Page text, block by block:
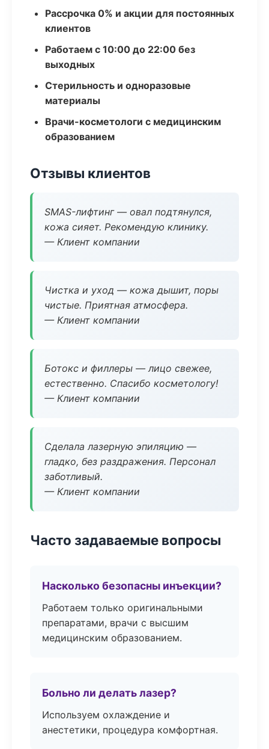
Рассрочка 0% и акции для постоянных
клиентов
Работаем с 10:00 до 22:00 без
выходных
Стерильность и одноразовые
материалы
Врачи-косметологи с медицинским
образованием
Отзывы клиентов
SMAS-лифтинг — овал подтянулся,
кожа сияет. Рекомендую клинику.
— Клиент компании
Чистка и уход — кожа дышит, поры
чистые. Приятная атмосфера.
— Клиент компании
Ботокс и филлеры — лицо свежее,
естественно. Спасибо косметологу!
— Клиент компании
Сделала лазерную эпиляцию —
гладко, без раздражения. Персонал
заботливый.
— Клиент компании
Часто задаваемые вопросы
Насколько безопасны инъекции?
Работаем только оригинальными
препаратами, врачи с высшим
медицинским образованием.
Больно ли делать лазер?
Используем охлаждение и
анестетики, процедура комфортная.